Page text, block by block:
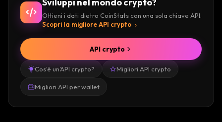
Ottieni i dati dietro CoinStats con una sola chiave API.
Scopri la migliore API crypto
Cos'è un'API crypto? Migliori API crypto
Migliori API per wallet
API crypto